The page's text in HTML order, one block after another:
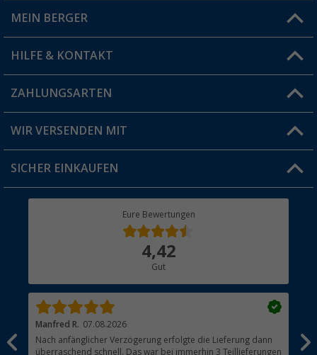
Filiale finden
MEIN BERGER
Vorteilskarte
Blog
Jobs & Karriere
HILFE & KONTAKT
FAQ & Kontakt
Versandinformationen
Rücksendung
ZAHLUNGSARTEN
WIR VERSENDEN MIT
SICHER EINKAUFEN
Eure Bewertungen
4,42
Gut
Manfred R. 07.08.2026
Nach anfänglicher Verzögerung erfolgte die Lieferung dann
überraschend schnell. Das war bei immerhin 3 Teillieferungen